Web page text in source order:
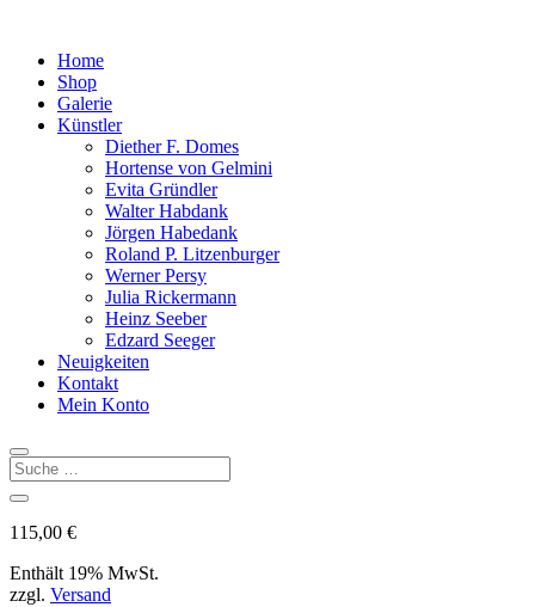
Home
Shop
Galerie
Künstler
Diether F. Domes
Hortense von Gelmini
Evita Gründler
Walter Habdank
Jörgen Habedank
Roland P. Litzenburger
Werner Persy
Julia Rickermann
Heinz Seeber
Edzard Seeger
Neuigkeiten
Kontakt
Mein Konto
115,00 €
Enthält 19% MwSt.
zzgl. Versand